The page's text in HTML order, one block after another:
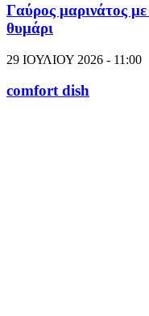
Γαύρος μαρινάτος
θυμάρι
29 ΙΟΥΛΙΟΥ 2026 - 11:00
comfort dish